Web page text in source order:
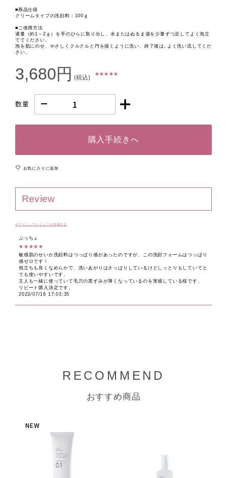
■商品仕様
クリームタイプの洗顔料：100ｇ
■ご使用方法
適量（約1～2ｇ）を手のひらに取り出し、水またはぬるま湯を少量ずつ足してよく泡立
ててください。
泡を肌にのせ、やさしくクルクルと円を描くように洗い、終了後は､よく洗い流してくだ
さい。
3,680円 (税込) ★ ★ ★ ★ ★
数量
購入手続きへ
お気に入りに追加
Review
ログインしてレビューを投稿する
ぶっちょ
★★★★★
敏感肌のせいか洗顔料はつっぱり感があったのですが、この洗顔フォームはつっぱり
感ゼロです！
泡立ちも良くなめらかで、洗いあがりはさっぱりしているけどしっとりもしていてと
ても使いやすいです。
主人も一緒に使っていて毛穴の黒ずみが薄くなっているのを実感している様です。
リピート購入決定です。
2023/07/16 17:03:35
RECOMMEND
おすすめ商品
NEW